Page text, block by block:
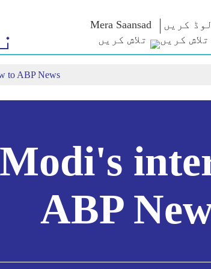
Mera Saansad کریں
ٹیون اِن
to ABP News
ABP